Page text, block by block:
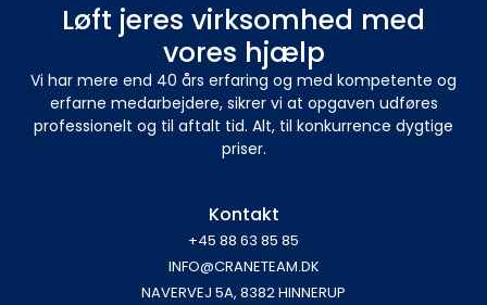
Løft jeres virksomhed med
vores hjælp
Vi har mere end 40 års erfaring og med kompetente og
erfarne medarbejdere, sikrer vi at opgaven udføres
professionelt og til aftalt tid. Alt, til konkurrence dygtige
priser.
Kontakt
+45 88 63 85 85
INFO@CRANETEAM.DK
NAVERVEJ 5A, 8382 HINNERUP